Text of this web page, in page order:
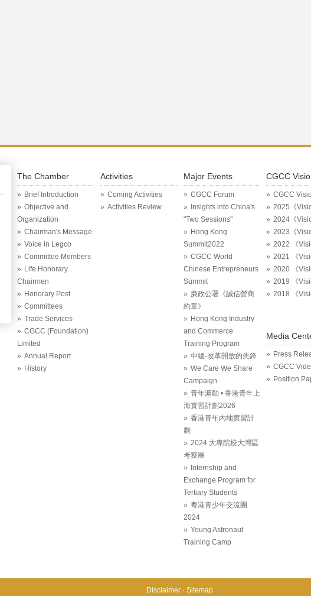
The Chamber
Brief Introduction
Objective and
Organization
Chairman's Message
Voice in Legco
Committee Members
Life Honorary
Chairmen
Honorary Post
Committees
Trade Services
CGCC (Foundation)
Limited
Annual Report
History
Activities
Coming Activities
Activities Review
Major Events
CGCC Forum
Insights into China's
"Two Sessions"
Hong Kong
Summit2022
CGCC World
Chinese Entrepreneurs
Summit
廉政公署《誠信營商
約章》
Hong Kong Industry
and Commerce
Training Program
中總-改革開放的先鋒
We Care We Share
Campaign
青年滬動 • 香港青年上
海實習計劃2026
香港青年內地實習計
劃
2024 大專院校大灣區
考察團
Internship and
Exchange Program for
Tertiary Students
粵港青少年交流團
2024
Young Astronaut
Training Camp
CGCC
CGCC
2025《
2024《
2023《
2022 《
2021 《
2020 《
2019 《
2018 《
Media
Press
CGCC
Position
Disclaimer Sitemap